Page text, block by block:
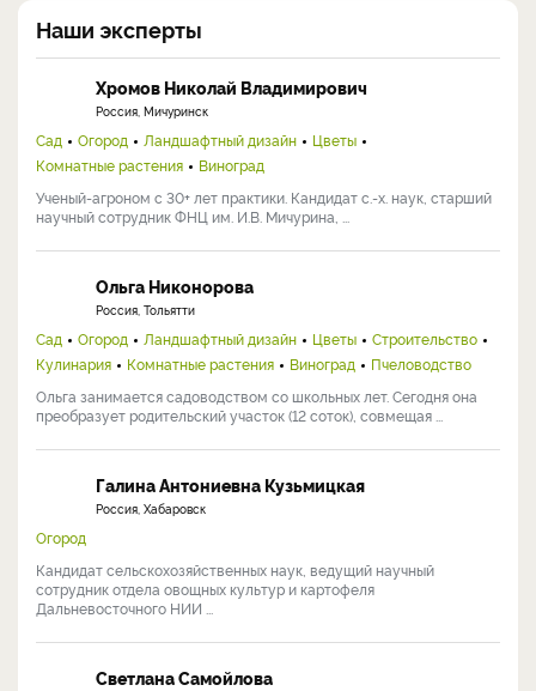
Наши эксперты
Хромов Николай Владимирович
Россия, Мичуринск
Сад Огород Ландшафтный дизайн
Цветы
Комнатные растения
Виноград
Ученый-агроном с 30+ лет практики. Кандидат с.-х. наук, старший
научный сотрудник ФНЦ им. И.В. Мичурина, ...
Ольга Никонорова
Россия, Тольятти
Сад Огород Ландшафтный дизайн Цветы
Строительство
Кулинария
Комнатные растения Виноград
Пчеловодство
Ольга занимается садоводством со школьных лет. Сегодня она
преобразует родительский участок (12 соток), совмещая ...
Галина Антониевна Кузьмицкая
Россия, Хабаровск
Огород
Кандидат сельскохозяйственных наук, ведущий научный
сотрудник отдела овощных культур и картофеля
Дальневосточного НИИ ...
Светлана Самойлова